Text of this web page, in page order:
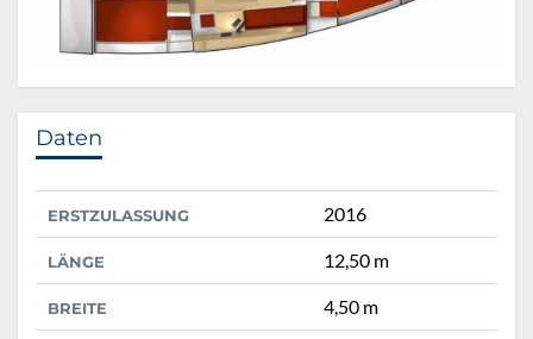
Daten
ERSTZULASSUNG 2016
LÄNGE 12,50 m
BREITE 4,50 m